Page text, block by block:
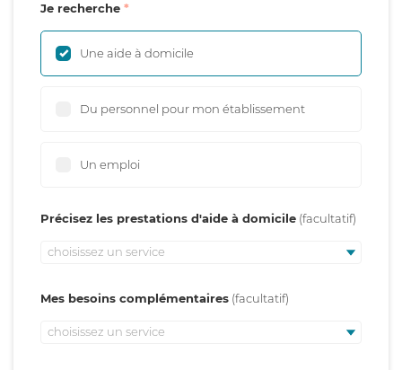
Je recherche
Une aide à domicile
Du personnel pour mon établissement
Un emploi
Précisez les prestations d'aide à domicile
choisissez un service
Mes besoins complémentaires
choisissez un service